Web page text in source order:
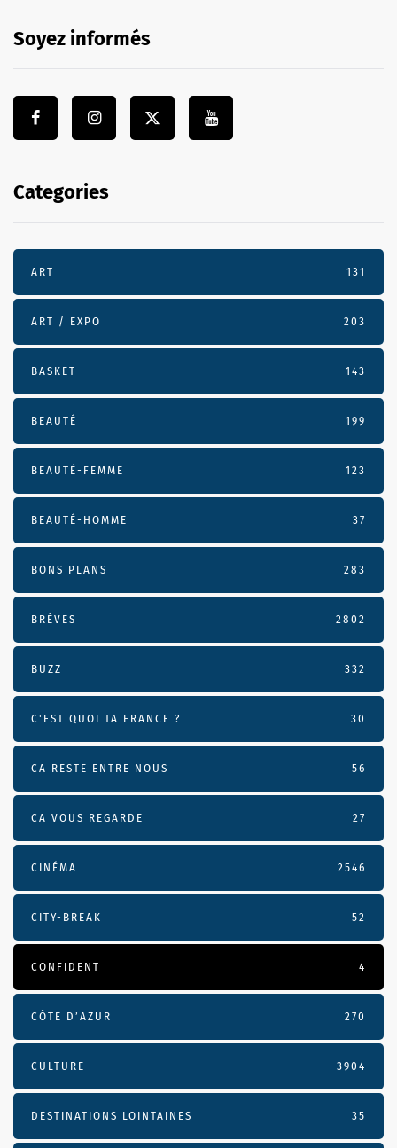
Soyez informés
Categories
ART 131
ART / EXPO 203
BASKET 143
BEAUTÉ 199
BEAUTÉ-FEMME 123
BEAUTÉ-HOMME 37
BONS PLANS 283
BRÈVES 2802
BUZZ 332
C'EST QUOI TA FRANCE ? 30
CA RESTE ENTRE NOUS 56
CA VOUS REGARDE 27
CINÉMA 2546
CITY-BREAK 52
CONFIDENT 4
CÔTE D’AZUR 270
CULTURE 3904
DESTINATIONS LOINTAINES 35